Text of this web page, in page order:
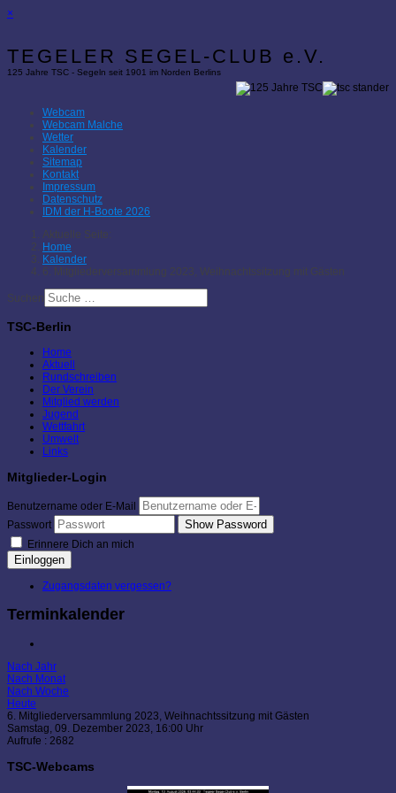
×
TEGELER SEGEL-CLUB e.V.
125 Jahre TSC - Segeln seit 1901 im Norden Berlins
Webcam
Webcam Malche
Wetter
Kalender
Sitemap
Kontakt
Impressum
Datenschutz
IDM der H-Boote 2026
Aktuelle Seite:
Home
Kalender
6. Mitgliederversammlung 2023, Weihnachtssitzung mit Gästen
Suchen
TSC-Berlin
Home
Aktuell
Rundschreiben
Der Verein
Mitglied werden
Jugend
Wettfahrt
Umwelt
Links
Mitglieder-Login
Benutzername oder E-Mail
Passwort
Show Password
Erinnere Dich an mich
Einloggen
Zugangsdaten vergessen?
Terminkalender
Nach Jahr
Nach Monat
Nach Woche
Heute
6. Mitgliederversammlung 2023, Weihnachtssitzung mit Gästen
Samstag, 09. Dezember 2023, 16:00 Uhr
Aufrufe : 2682
TSC-Webcams